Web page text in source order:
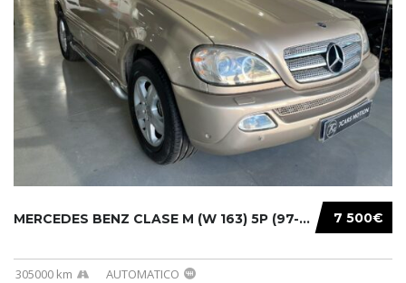
7 500€
MERCEDES BENZ CLASE M (W 163) 5P (97-05) 200...
305000 km AUTOMATICO